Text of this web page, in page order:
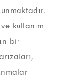
kullanım
bir